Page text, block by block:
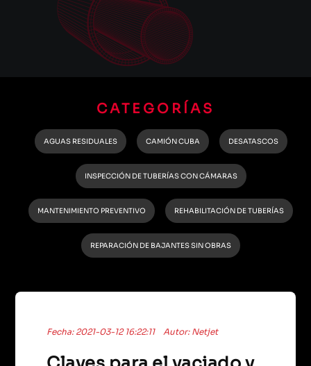
CATEGORÍAS
AGUAS RESIDUALES CAMIÓN CUBA DESATASCOS
INSPECCIÓN DE TUBERÍAS CON CÁMARAS
MANTENIMIENTO PREVENTIVO REHABILITACIÓN DE TUBERÍAS
REPARACIÓN DE BAJANTES SIN OBRAS
Fecha: 2021-03-12 16:22:11 Autor: Netjet